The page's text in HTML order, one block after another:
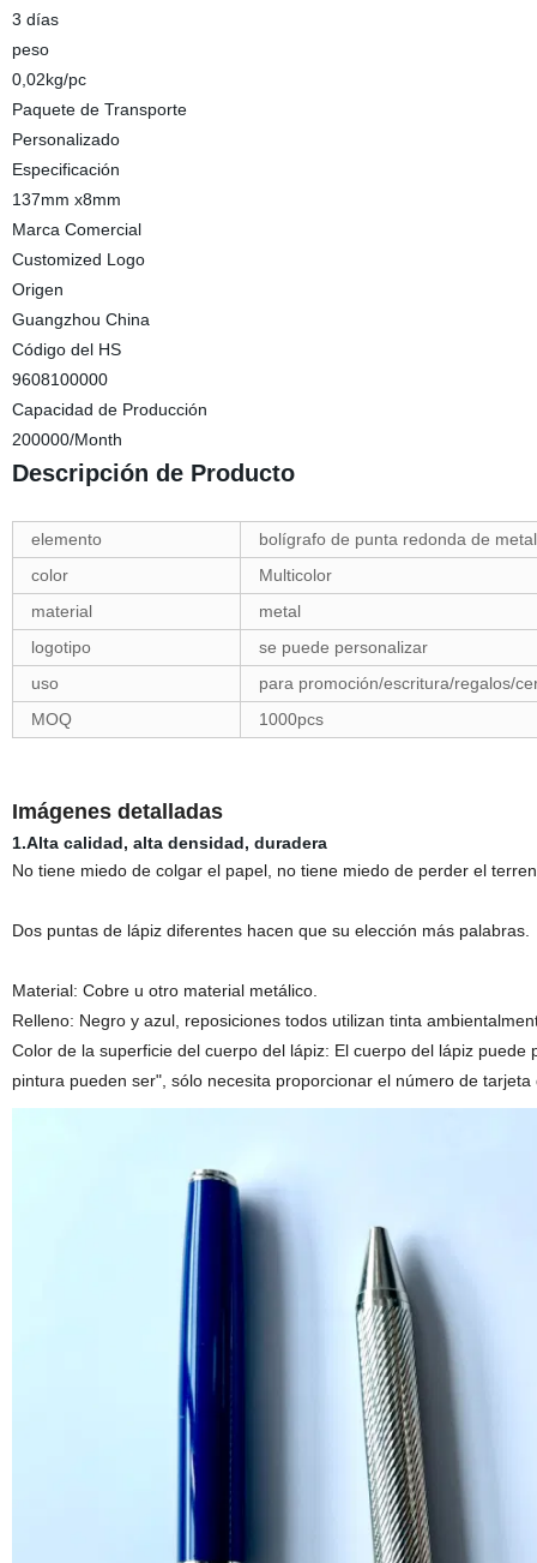
3 días
peso
0,02kg/pc
Paquete de Transporte
Personalizado
Especificación
137mm x8mm
Marca Comercial
Customized Logo
Origen
Guangzhou China
Código del HS
9608100000
Capacidad de Producción
200000/Month
Descripción de Producto
elemento
bolígrafo de punta redonda de
color
Multicolor
material
metal
logotipo
se puede personalizar
uso
para promoción/escritura/regalos/
MOQ
1000pcs
Imágenes detalladas
1.Alta calidad, alta densidad, duradera
No tiene miedo de colgar el papel, no tiene miedo de perder el
Dos puntas de lápiz diferentes hacen que su elección más palabras.
Material: Cobre u otro material metálico.
Relleno: Negro y azul, reposiciones todos utilizan tinta
Color de la superficie del cuerpo del lápiz: El cuerpo del lápiz
pintura pueden ser", sólo necesita proporcionar el número de